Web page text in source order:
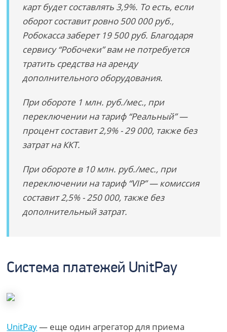
карт будет составлять 3,9%. То есть, если
оборот составит ровно 500 000 руб.,
Робокасса заберет 19 500 руб. Благодаря
сервису “Робочеки” вам не потребуется
тратить средства на аренду
дополнительного оборудования.
При обороте 1 млн. руб./мес., при
переключении на тариф “Реальный” —
процент составит 2,9% - 29 000, также без
затрат на ККТ.
При обороте в 10 млн. руб./мес., при
переключении на тариф “VIP” — комиссия
составит 2,5% - 250 000, также без
дополнительный затрат.
Система платежей UnitPay
UnitPay— еще один агрегатор для приема